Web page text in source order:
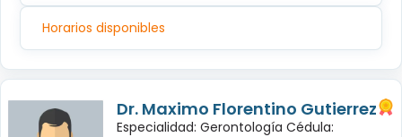
Horarios disponibles
Dr. Maximo Florentino Gutierrez
Especialidad: Gerontología Cédula: